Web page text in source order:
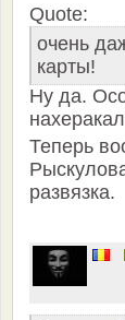
Quote:
очень
карты!
Ну да.
Теперь
развязка.